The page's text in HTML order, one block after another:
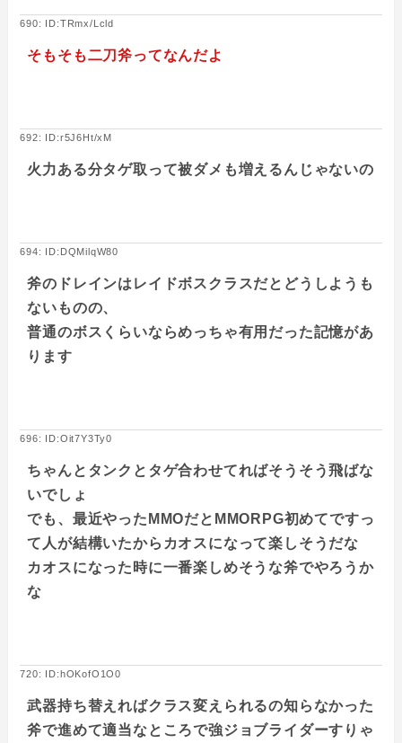
690: ID:TRmx/Lcld
そもそも二刀斧ってなんだよ
692: ID:r5J6Ht/xM
火力ある分タゲ取って被ダメも増えるんじゃないの
694: ID:DQMilqW80
斧のドレインはレイドボスクラスだとどうしようも
ないものの、
普通のボスくらいならめっちゃ有用だった記憶があ
ります
696: ID:Oit7Y3Ty0
ちゃんとタンクとタゲ合わせてればそうそう飛ばな
いでしょ
でも、最近やったMMOだとMMORPG初めてですっ
て人が結構いたからカオスになって楽しそうだな
カオスになった時に一番楽しめそうな斧でやろうか
な
720: ID:hOKofO1O0
武器持ち替えればクラス変えられるの知らなかった
斧で進めて適当なところで強ジョブライダーすりゃ